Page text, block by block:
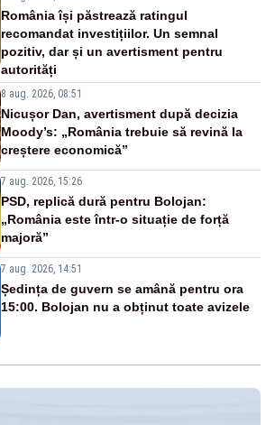
România își păstrează ratingul
recomandat investițiilor. Un semnal
pozitiv, dar și un avertisment pentru
autorități
8 aug. 2026, 08:51
Nicușor Dan, avertisment după decizia
Moody’s: „România trebuie să revină la
creștere economică”
7 aug. 2026, 15:26
PSD, replică dură pentru Bolojan:
„România este într-o situație de forță
majoră”
7 aug. 2026, 14:51
Ședința de guvern se amână pentru ora
15:00. Bolojan nu a obținut toate avizele